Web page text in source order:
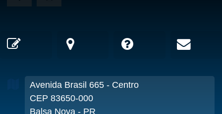
Avenida Brasil 665 - Centro
CEP 83650-000
Balsa Nova - PR